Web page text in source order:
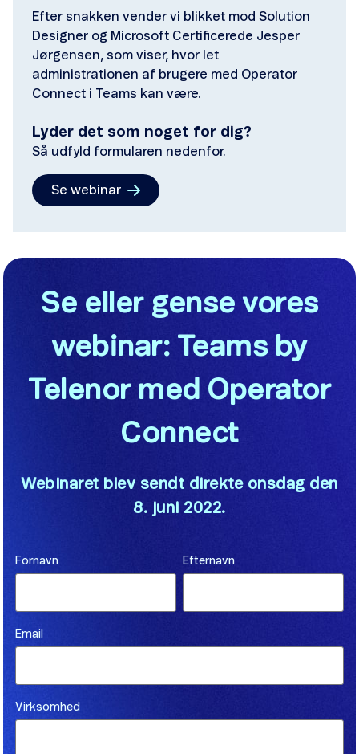
Efter snakken vender vi blikket mod Solution
Designer og Microsoft Certificerede Jesper
Jørgensen, som viser, hvor let
administrationen af brugere med Operator
Connect i Teams kan være.
Lyder det som noget for dig?
Så udfyld formularen nedenfor.
Se webinar